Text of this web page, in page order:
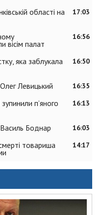
17:03
області на
16:56
вісім палат
16:50
яка заблукала
16:35
Левицький
16:13
п’яного
16:03
Василь Боднар
14:17
товариша